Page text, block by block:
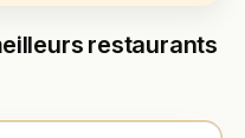
restaurants